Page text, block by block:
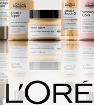
la luz, aportando
siempre sano, brillante y
que te